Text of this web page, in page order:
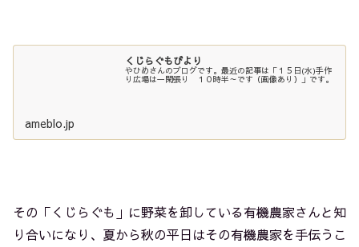
くじらぐもびより
やひめさんのブログです。最近の記事は「１５日(水)手作
り広場は一閑張り １０時半～です（画像あり）」です。
ameblo.jp
その「くじらぐも」に野菜を卸している有機農家さんと知
り合いになり、夏から秋の平日はその有機農家を手伝うこ